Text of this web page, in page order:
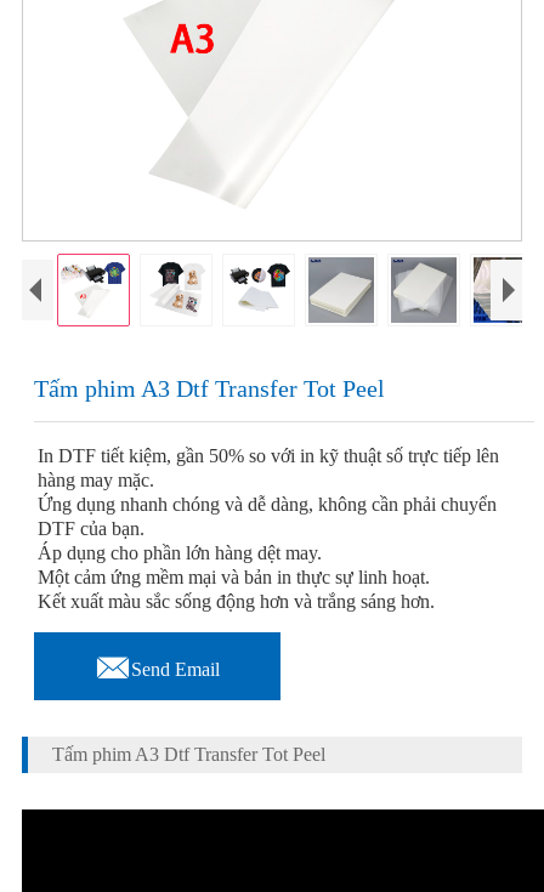
Tấm phim A3 Dtf Transfer Tot Peel
In DTF tiết kiệm, gần 50% so với in kỹ thuật số trực tiếp lên
hàng may mặc.
Ứng dụng nhanh chóng và dễ dàng, không cần phải chuyển
DTF của bạn.
Áp dụng cho phần lớn hàng dệt may.
Một cảm ứng mềm mại và bản in thực sự linh hoạt.
Kết xuất màu sắc sống động hơn và trắng sáng hơn.
Send Email
Tấm phim A3 Dtf Transfer Tot Peel